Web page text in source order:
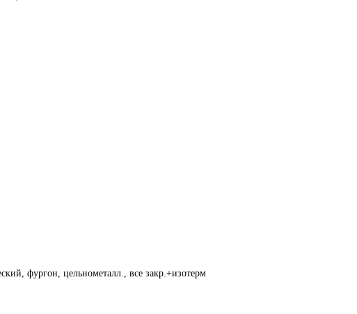
фургон, цельнометалл., все закр.+изотерм